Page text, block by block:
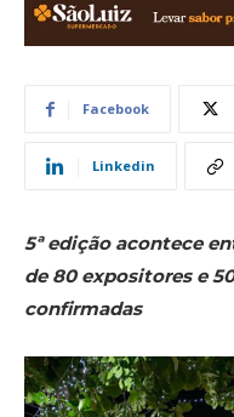
Facebook
Linkedin
5ª edição acontece
de 80 expositores e
confirmadas